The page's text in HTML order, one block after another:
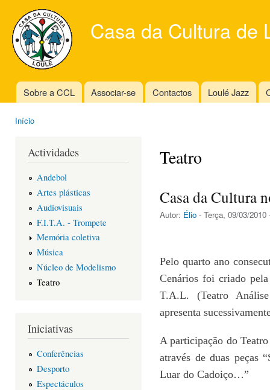
Casa da Cultura de
Main menu
Sobre a CCL Associar-se Contactos Loulé Jazz
Início
Actividades
Andebol
Artes plásticas
Audiovisuais
F.I.T.A. - Trompete
Memória coletiva
Música
Núcleo de Modelismo
Teatro
Iniciativas
Conferências
Desporto
Espectáculos
Teatro
Casa da Cultura
Autor: Élio - Terça, 09/03/2010
Pelo quarto ano
Cenários foi criado
T.A.L. (Teatro
apresenta
A participação do
através de duas peças
Luar do Cadoiço…”